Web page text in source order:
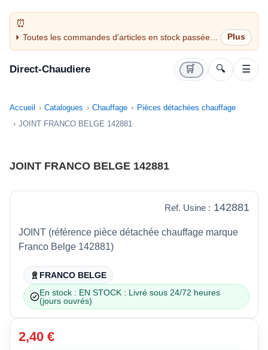
Toutes les commandes d'articles en stock passées
avant 14H sont expédiées le jour même (jours
Direct-Chaudiere 🛒 🔍 ☰
Accueil Catalogues Chauffage
Pièces détachées chauffage
JOINT FRANCO BELGE 142881
JOINT FRANCO BELGE 142881
Ref. Usine : 142881
JOINT (référence pièce détachée chauffage marque
Franco Belge 142881)
FRANCO BELGE
En stock : EN STOCK : Livré sous 24/72 heures
(jours ouvrés)
2,40 €